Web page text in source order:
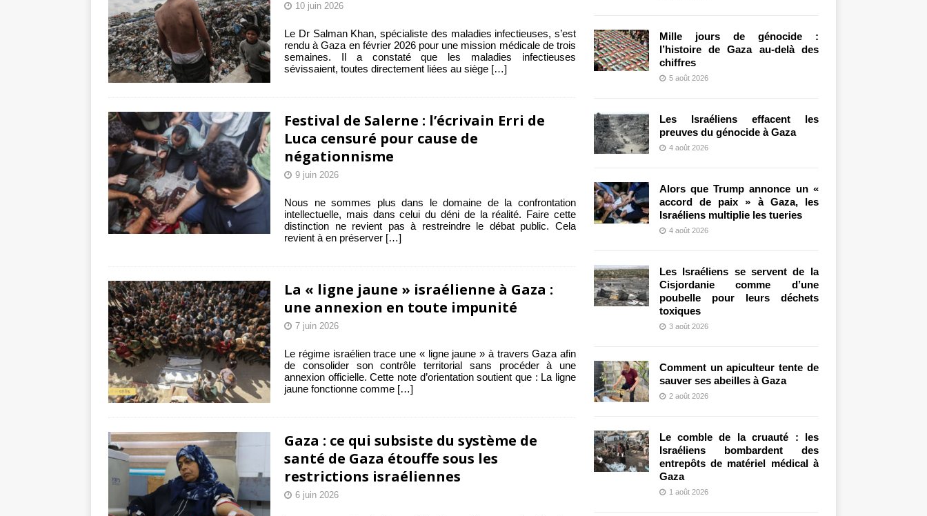
10 juin 2026
Le Dr Salman Khan, spécialiste des maladies infectieuses, s’est
rendu à Gaza en février 2026 pour une mission médicale de trois
semaines. Il a constaté que les maladies infectieuses
sévissaient, toutes directement liées au siège […]
Festival de Salerne : l’écrivain Erri de
Luca censuré pour cause de
négationnisme
9 juin 2026
Nous ne sommes plus dans le domaine de la confrontation
intellectuelle, mais dans celui du déni de la réalité. Faire cette
distinction ne revient pas à restreindre le débat public. Cela
revient à en préserver […]
La « ligne jaune » israélienne à Gaza :
une annexion en toute impunité
7 juin 2026
Le régime israélien trace une « ligne jaune » à travers Gaza afin
de consolider son contrôle territorial sans procéder à une
annexion officielle. Cette note d’orientation soutient que : La ligne
jaune fonctionne comme […]
Gaza : ce qui subsiste du système de
santé de Gaza étouffe sous les
restrictions israéliennes
6 juin 2026
Mille jours de génocide :
l’histoire de Gaza au-delà des
chiffres
5 août 2026
Les Israéliens effacent les
preuves du génocide à Gaza
4 août 2026
Alors que Trump annonce un «
accord de paix » à Gaza, les
Israéliens multiplie les tueries
4 août 2026
Les Israéliens se servent de la
Cisjordanie comme d’une
poubelle pour leurs déchets
toxiques
3 août 2026
Comment un apiculteur tente de
sauver ses abeilles à Gaza
2 août 2026
Le comble de la cruauté : les
Israéliens bombardent des
entrepôts de matériel médical à
Gaza
1 août 2026